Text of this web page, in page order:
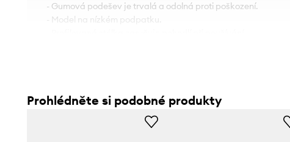
- Gumová podešev je trvalá a odolná proti poškození.
- Model na nízkém podpatku.
Prohlédněte si podobné produkty